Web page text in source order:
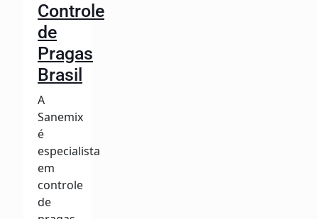
Controle
de
Pragas
Brasil
A
Sanemix
é
especialista
em
controle
de